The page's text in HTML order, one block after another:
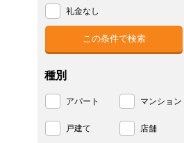
礼金なし
種別
アパート マンション
戸建て 店舗